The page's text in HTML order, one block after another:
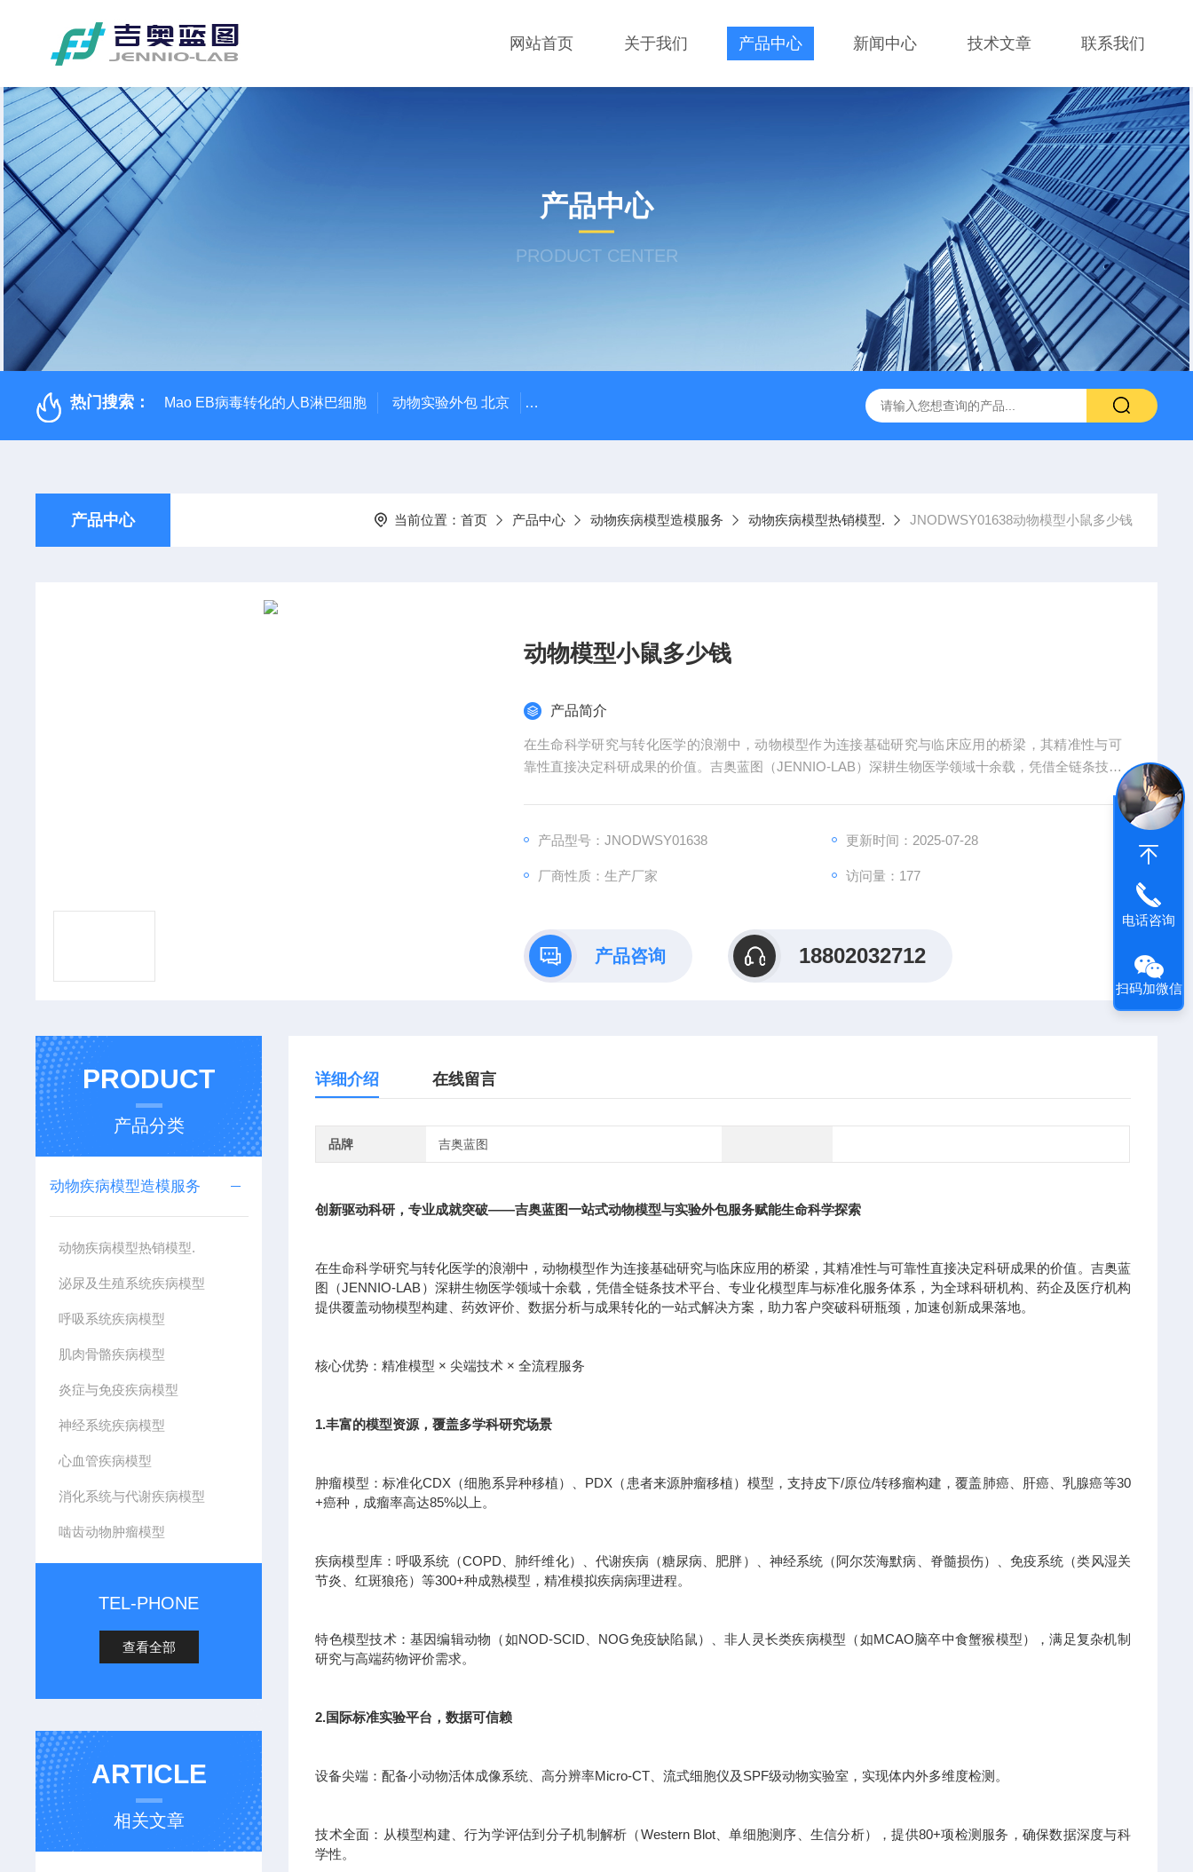
网站首页 关于我们 产品中心 新闻中心 技术文章 联系我们
产品中心
PRODUCT CENTER
热门搜索： Mao EB病毒转化的人B淋巴细胞 动物实验外包 北京 人源肿瘤细胞异种移植（CDX）小鼠模型 人源肿瘤组织异种移植（PDX）小鼠模型 流式实验外包
产品中心 当前位置： 首页 产品中心 动物疾病模型造模服务 动物疾病模型热销模型. JNODWSY01638动物模型小鼠多少钱
动物模型小鼠多少钱
产品简介
在生命科学研究与转化医学的浪潮中，动物模型作为连接基础研究与临床应用的桥梁，其精准性与可
靠性直接决定科研成果的价值。吉奥蓝图（JENNIO-LAB）深耕生物医学领域十余载，凭借全链条技术
平台、专业化模型库与标准化服务体系，为全球科研机构、药企及医疗机构提供覆盖动物模型构建、
产品型号：JNODWSY01638
更新时间：2025-07-28
厂商性质：生产厂家 访问量：177
产品咨询 18802032712
PRODUCT
产品分类
动物疾病模型造模服务
动物疾病模型热销模型.
泌尿及生殖系统疾病模型
呼吸系统疾病模型
肌肉骨骼疾病模型
炎症与免疫疾病模型
神经系统疾病模型
心血管疾病模型
消化系统与代谢疾病模型
啮齿动物肿瘤模型
TEL-PHONE
查看全部
ARTICLE
相关文章
详细介绍 在线留言
品牌 吉奥蓝图
创新驱动科研，专业成就突破——吉奥蓝图一站式动物模型与实验外包服务赋能生命科学探索
在生命科学研究与转化医学的浪潮中，动物模型作为连接基础研究与临床应用的桥梁，其精准性与可靠性直接决定科研成果的价值。吉奥蓝
图（JENNIO-LAB）深耕生物医学领域十余载，凭借全链条技术平台、专业化模型库与标准化服务体系，为全球科研机构、药企及医疗机构
提供覆盖动物模型构建、药效评价、数据分析与成果转化的一站式解决方案，助力客户突破科研瓶颈，加速创新成果落地。
核心优势：精准模型 × 尖端技术 × 全流程服务
1.丰富的模型资源，覆盖多学科研究场景
肿瘤模型：标准化CDX（细胞系异种移植）、PDX（患者来源肿瘤移植）模型，支持皮下/原位/转移瘤构建，覆盖肺癌、肝癌、乳腺癌等30
+癌种，成瘤率高达85%以上。
疾病模型库：呼吸系统（COPD、肺纤维化）、代谢疾病（糖尿病、肥胖）、神经系统（阿尔茨海默病、脊髓损伤）、免疫系统（类风湿关
节炎、红斑狼疮）等300+种成熟模型，精准模拟疾病病理进程。
特色模型技术：基因编辑动物（如NOD-SCID、NOG免疫缺陷鼠）、非人灵长类疾病模型（如MCAO脑卒中食蟹猴模型），满足复杂机制
研究与高端药物评价需求。
2.国际标准实验平台，数据可信赖
设备尖端：配备小动物活体成像系统、高分辨率Micro-CT、流式细胞仪及SPF级动物实验室，实现体内外多维度检测。
技术全面：从模型构建、行为学评估到分子机制解析（Western Blot、单细胞测序、生信分析），提供80+项检测服务，确保数据深度与科
学性。
电话咨询
扫码加微信